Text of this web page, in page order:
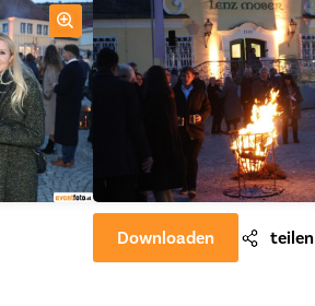
Downloaden teilen